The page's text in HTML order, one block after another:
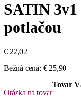
SATIN
potlačou
€ 22,02
Bežná cena: € 25,90
Otázka na tovar
Tovar